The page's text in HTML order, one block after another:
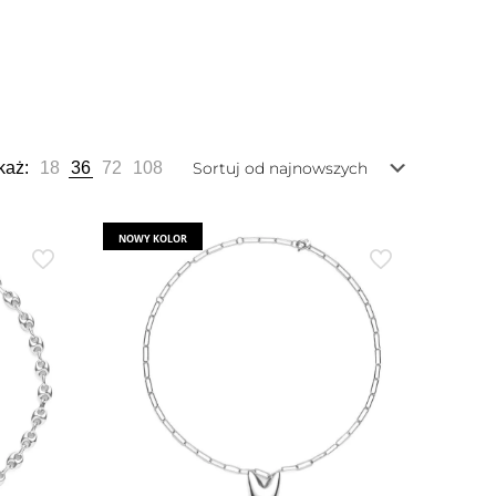
18 36 72 108
NOWY KOLOR